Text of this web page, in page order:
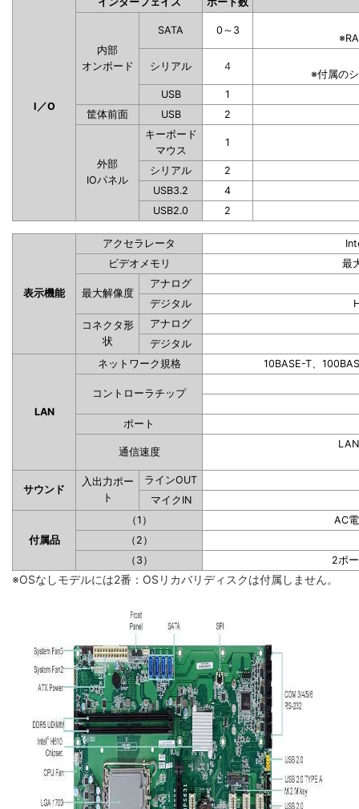
I／O
内部
オンボード
SATA 0～3
シリアル 4
※付属の
USB
1
筐体前面
USB 2
外部
IOパネル
キーボード
マウス
1
シリアル
2
USB3.2
4
USB2.0
2
表示機能
アクセラレータ
ビデオメモリ
最
最大解像度
アナログ
デジタル
コネクタ形
状
アナログ
デジタル
LAN
ネットワーク規格 10BASE-T、
コントローラチップ
ポート
通信速度
サウンド
入出力ポー
ト
ラインOUT
マイクIN
付属品
（1）
AC
（2）
（3）
2ポ
※OSなしモデルには2番：OSリカバリディスクは付属しません。